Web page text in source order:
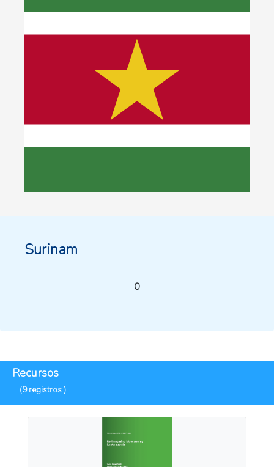
Surinam
0
Recursos
(9 registros )